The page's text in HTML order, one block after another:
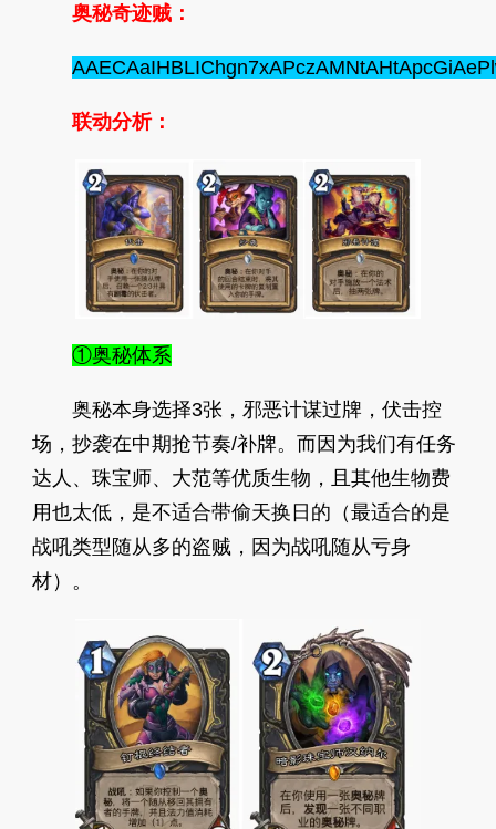
奥秘奇迹贼：
联动分析：
①奥秘体系
奥秘本身选择3张，邪恶计谋过牌，伏击控
场，抄袭在中期抢节奏/补牌。而因为我们有任务
达人、珠宝师、大范等优质生物，且其他生物费
用也太低，是不适合带偷天换日的（最适合的是
战吼类型随从多的盗贼，因为战吼随从亏身
材）。